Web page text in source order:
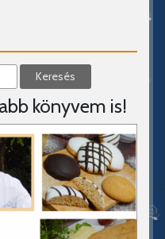
könyvem is!